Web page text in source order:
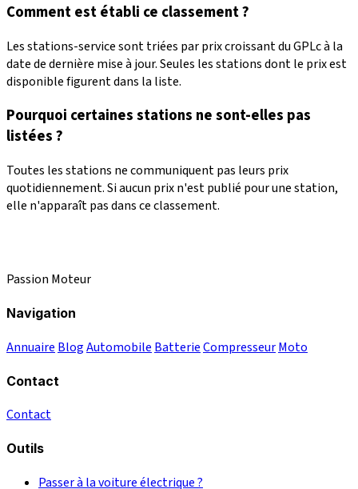
Comment est établi ce classement ?
Les stations-service sont triées par prix croissant du GPLc à la
date de dernière mise à jour. Seules les stations dont le prix est
disponible figurent dans la liste.
Pourquoi certaines stations ne sont-elles pas
listées ?
Toutes les stations ne communiquent pas leurs prix
quotidiennement. Si aucun prix n'est publié pour une station,
elle n'apparaît pas dans ce classement.
Passion Moteur
Navigation
Annuaire BlogAutomobile BatterieCompresseurMoto
Contact
Contact
Outils
Passer à la voiture électrique ?